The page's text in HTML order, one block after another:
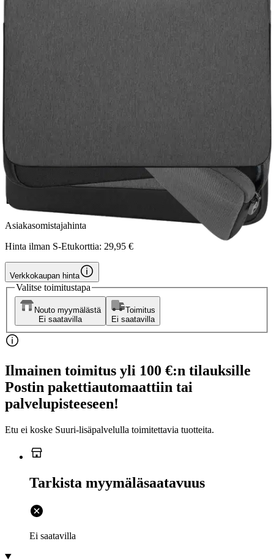
Targus sleeve cypress 15,6''
Asiakasomistajahinta
Hinta ilman S-Etukorttia: 29,95 €
Verkkokaupan hinta
Valitse toimitustapa
Nouto myymälästä
Ei saatavilla
Toimitus
Ei saatavilla
Ilmainen toimitus yli 100 €:n tilauksille
Postin pakettiautomaattiin tai
palvelupisteeseen!
Etu ei koske Suuri‑lisäpalvelulla toimitettavia tuotteita.
Tarkista myymäläsaatavuus
Ei saatavilla